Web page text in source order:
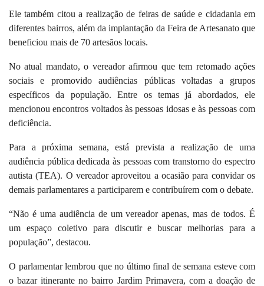
Ele também citou a realização de feiras de saúde e cidadania em
diferentes bairros, além da implantação da Feira de Artesanato que
beneficiou mais de 70 artesãos locais.
No atual mandato, o vereador afirmou que tem retomado ações
sociais e promovido audiências públicas voltadas a grupos
específicos da população. Entre os temas já abordados, ele
mencionou encontros voltados às pessoas idosas e às pessoas com
deficiência.
Para a próxima semana, está prevista a realização de uma
audiência pública dedicada às pessoas com transtorno do espectro
autista (TEA). O vereador aproveitou a ocasião para convidar os
demais parlamentares a participarem e contribuírem com o debate.
“Não é uma audiência de um vereador apenas, mas de todos. É
um espaço coletivo para discutir e buscar melhorias para a
população”, destacou.
O parlamentar lembrou que no último final de semana esteve com
o bazar itinerante no bairro Jardim Primavera, com a doação de